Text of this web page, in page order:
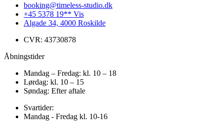
booking@timeless-studio.dk
+45 5378 19** Vis
Algade 34, 4000 Roskilde
CVR: 43730878
Åbningstider
Mandag – Fredag: kl. 10 – 18
Lørdag: kl. 10 – 15
Søndag: Efter aftale
Svartider:
Mandag - Fredag kl. 10-16